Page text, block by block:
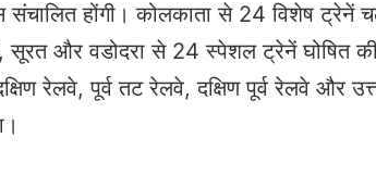
होंगी। कोलकाता से 24 विशेष ट्रेनें
सूरत और वडोदरा से 24 स्पेशल ट्रेनें घोषित
रेलवे, पूर्व तट रेलवे, दक्षिण पूर्व रेलवे और